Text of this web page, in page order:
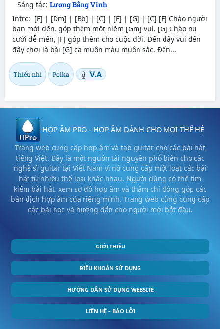
Sáng tác: Lương Bằng Vinh
Intro: [F] | [Dm] | [Bb] | [C] | [F] | [G] | [C] [F] Chào người
bạn mới đến, góp thêm một niềm [Gm] vui. [G] Chào nụ
cười dễ mến, [F] góp thêm cho cuộc đời. Đến đây vui đến
đây chơi là bài [G] ca muôn màu muôn sắc. Đến...
Thiếu nhi Polka V.A
HỢP ÂM PRO - HỢP ÂM DÀNH CHO MỌI THẾ HỆ
Trang web cung cấp hợp âm và tab guitar cho các bài hát
tiếng Việt. Đây là một nguồn tài nguyên phổ biến cho các
nghệ sĩ guitar tại Việt Nam vì nó cung cấp một loạt các bài
hát từ nhiều thể loại khác nhau. Người dùng có thể tìm
kiếm bài hát, xem sơ đồ hợp âm và thậm chí đóng góp các
bản dịch hợp âm của riêng mình. Trang web cũng cung cấp
các bài học và hướng dẫn cho người mới bắt đầu.
GIỚI THIỆU
ĐIỀU KHOẢN SỬ DỤNG
HƯỚNG DẪN SỬ DỤNG WEBSITE
LIÊN HỆ – BÁO LỖI